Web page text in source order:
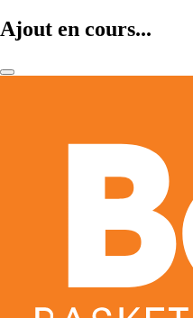
Ajout en cours...